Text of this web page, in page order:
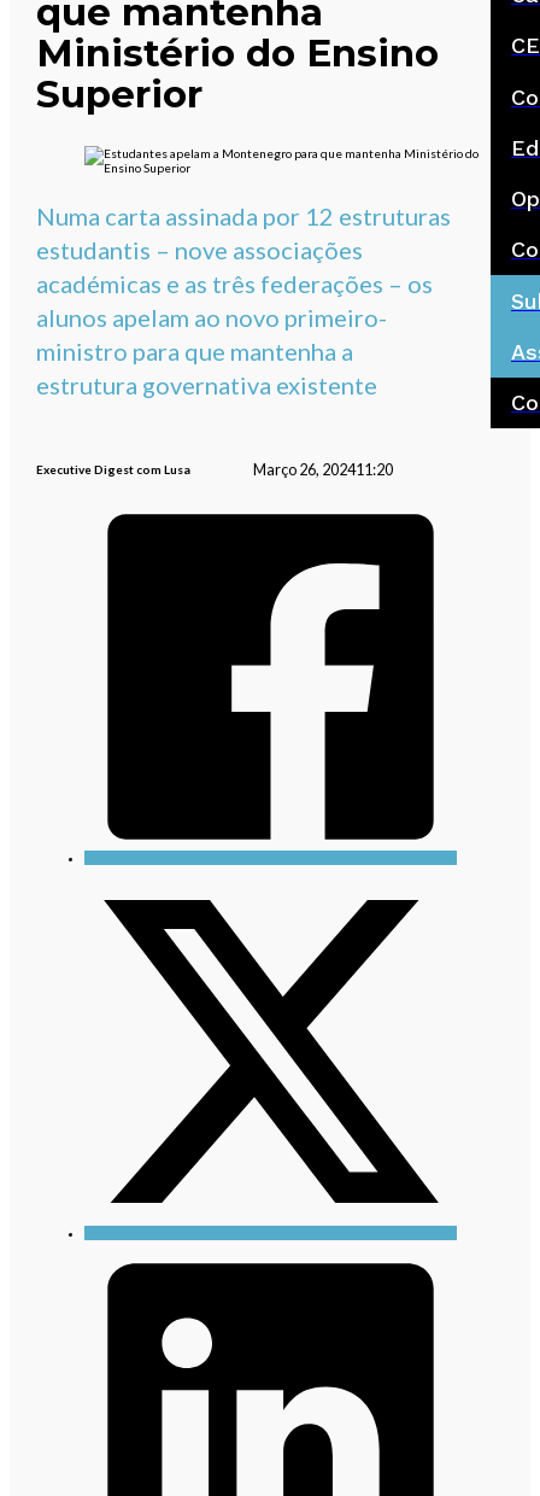
que mantenha
Ministério do Ensino
Superior
Numa carta assinada por 12 estruturas
estudantis – nove associações
académicas e as três federações – os
alunos apelam ao novo primeiro-
ministro para que mantenha a
estrutura governativa existente
Executive Digest com Lusa Março 26, 202411:20